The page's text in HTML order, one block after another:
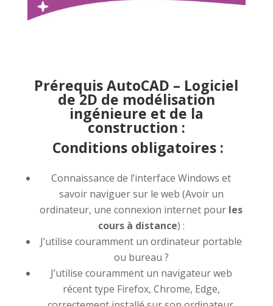
Prérequis AutoCAD – Logiciel
de 2D de modélisation
ingénieure et de la
construction :
Conditions obligatoires :
Connaissance de l’interface Windows et
savoir naviguer sur le web (Avoir un
ordinateur, une connexion internet pour les
cours à distance) :
J’utilise couramment un ordinateur portable
ou bureau ?
J’utilise couramment un navigateur web
récent type Firefox, Chrome, Edge,